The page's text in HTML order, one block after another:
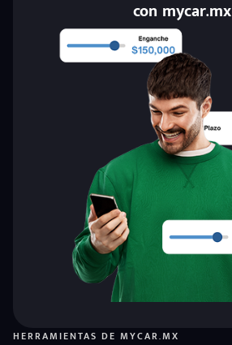
con mycar.mx
HERRAMIENTAS DE MYCAR.MX